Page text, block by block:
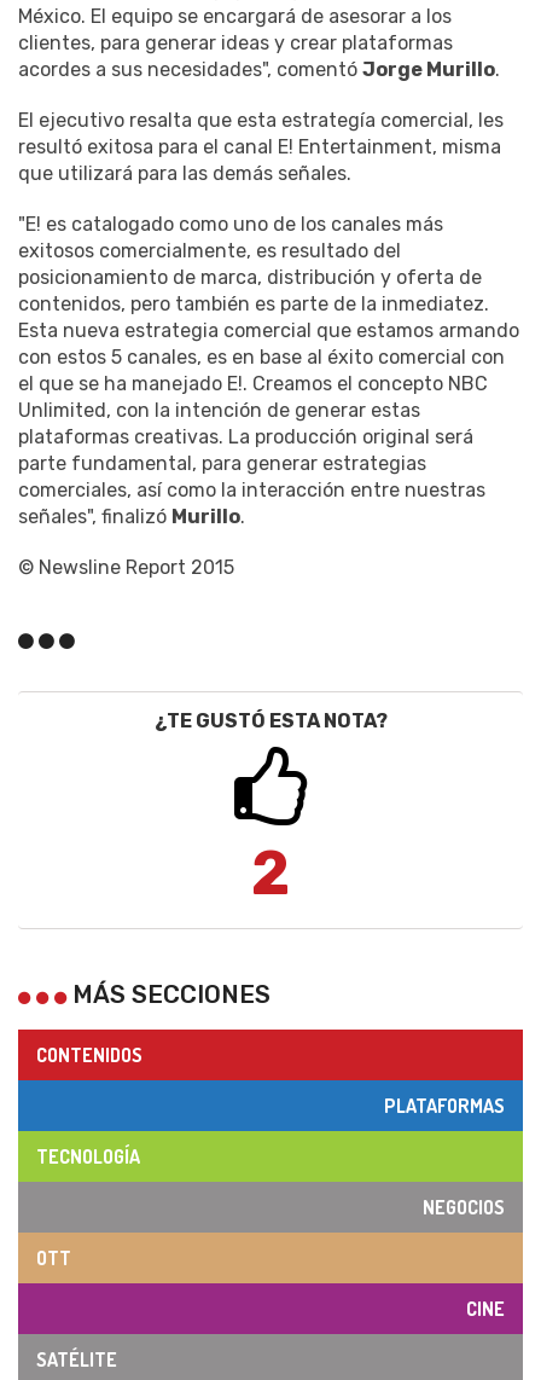
México. El equipo se encargará de asesorar a los
clientes, para generar ideas y crear plataformas
acordes a sus necesidades", comentó Jorge Murillo.
El ejecutivo resalta que esta estrategía comercial, les
resultó exitosa para el canal E! Entertainment, misma
que utilizará para las demás señales.
"E! es catalogado como uno de los canales más
exitosos comercialmente, es resultado del
posicionamiento de marca, distribución y oferta de
contenidos, pero también es parte de la inmediatez.
Esta nueva estrategia comercial que estamos armando
con estos 5 canales, es en base al éxito comercial con
el que se ha manejado E!. Creamos el concepto NBC
Unlimited, con la intención de generar estas
plataformas creativas. La producción original será
parte fundamental, para generar estrategias
comerciales, así como la interacción entre nuestras
señales", finalizó Murillo.
© Newsline Report 2015
¿TE GUSTÓ ESTA NOTA?
2
MÁS SECCIONES
CONTENIDOS
PLATAFORMAS
TECNOLOGÍA
NEGOCIOS
OTT
CINE
SATÉLITE